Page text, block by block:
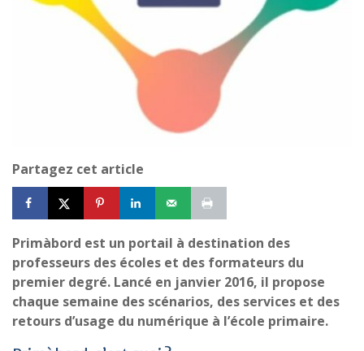
Partagez cet article
Primàbord est un portail à destination des
professeurs des écoles et des formateurs du
premier degré. Lancé en janvier 2016, il propose
chaque semaine des scénarios, des services et des
retours d’usage du numérique à l’école primaire.